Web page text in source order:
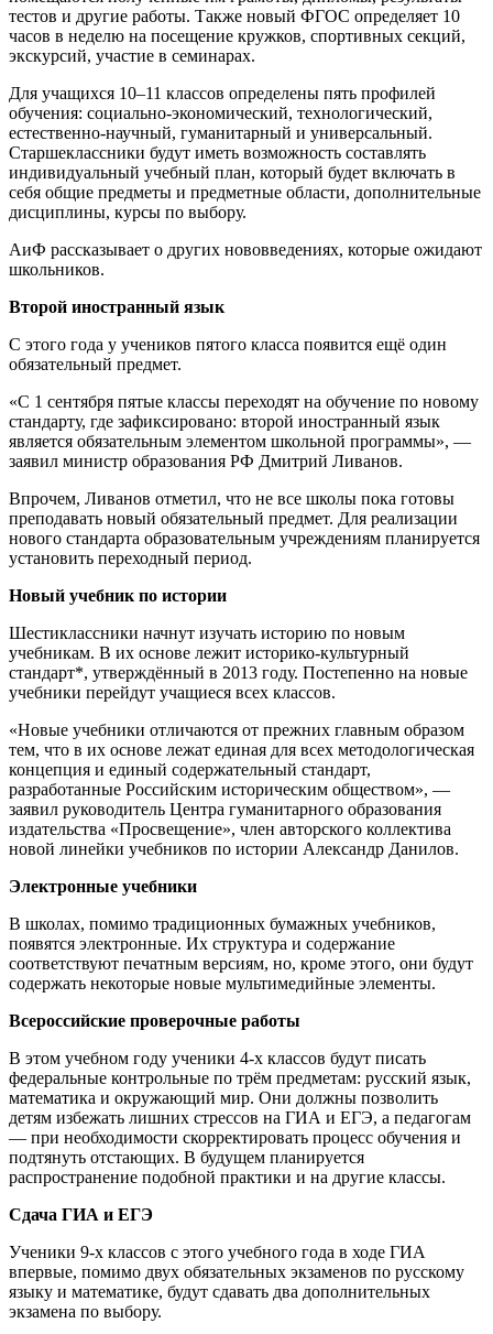
тестов и другие работы. Также новый ФГОС определяет 10
часов в неделю на посещение кружков, спортивных секций,
экскурсий, участие в семинарах.
Для учащихся 10–11 классов определены пять профилей
обучения: социально-экономический, технологический,
естественно-научный, гуманитарный и универсальный.
Старшеклассники будут иметь возможность составлять
индивидуальный учебный план, который будет включать в
себя общие предметы и предметные области, дополнительные
дисциплины, курсы по выбору.
АиФ рассказывает о других нововведениях, которые ожидают
школьников.
Второй иностранный язык
С этого года у учеников пятого класса появится ещё один
обязательный предмет.
«С 1 сентября пятые классы переходят на обучение по новому
стандарту, где зафиксировано: второй иностранный язык
является обязательным элементом школьной программы», —
заявил министр образования РФ Дмитрий Ливанов.
Впрочем, Ливанов отметил, что не все школы пока готовы
преподавать новый обязательный предмет. Для реализации
нового стандарта образовательным учреждениям планируется
установить переходный период.
Новый учебник по истории
Шестиклассники начнут изучать историю по новым
учебникам. В их основе лежит историко-культурный
стандарт*, утверждённый в 2013 году. Постепенно на новые
учебники перейдут учащиеся всех классов.
«Новые учебники отличаются от прежних главным образом
тем, что в их основе лежат единая для всех методологическая
концепция и единый содержательный стандарт,
разработанные Российским историческим обществом», —
заявил руководитель Центра гуманитарного образования
издательства «Просвещение», член авторского коллектива
новой линейки учебников по истории Александр Данилов.
Электронные учебники
В школах, помимо традиционных бумажных учебников,
появятся электронные. Их структура и содержание
соответствуют печатным версиям, но, кроме этого, они будут
содержать некоторые новые мультимедийные элементы.
Всероссийские проверочные работы
В этом учебном году ученики 4-х классов будут писать
федеральные контрольные по трём предметам: русский язык,
математика и окружающий мир. Они должны позволить
детям избежать лишних стрессов на ГИА и ЕГЭ, а педагогам
— при необходимости скорректировать процесс обучения и
подтянуть отстающих. В будущем планируется
распространение подобной практики и на другие классы.
Сдача ГИА и ЕГЭ
Ученики 9-х классов с этого учебного года в ходе ГИА
впервые, помимо двух обязательных экзаменов по русскому
языку и математике, будут сдавать два дополнительных
экзамена по выбору.